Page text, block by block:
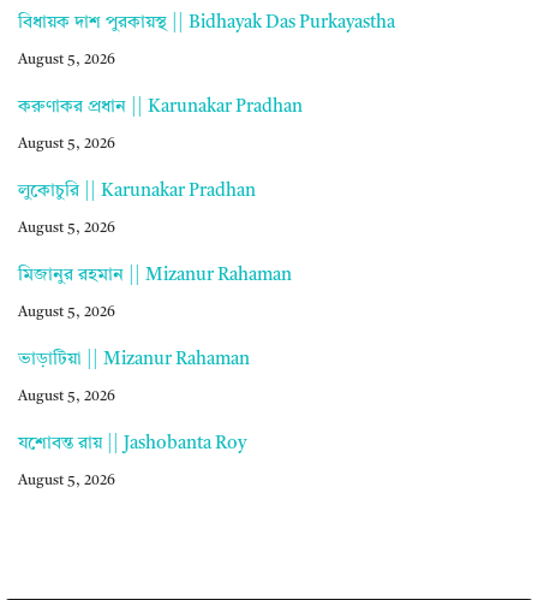
বিধায়ক দাশ পুরকায়স্থ || Bidhayak Das Purkayastha
August 5, 2026
করুণাকর প্রধান || Karunakar Pradhan
August 5, 2026
লুকোচুরি || Karunakar Pradhan
August 5, 2026
মিজানুর রহমান || Mizanur Rahaman
August 5, 2026
ভাড়াটিয়া || Mizanur Rahaman
August 5, 2026
যশোবন্ত রায় || Jashobanta Roy
August 5, 2026